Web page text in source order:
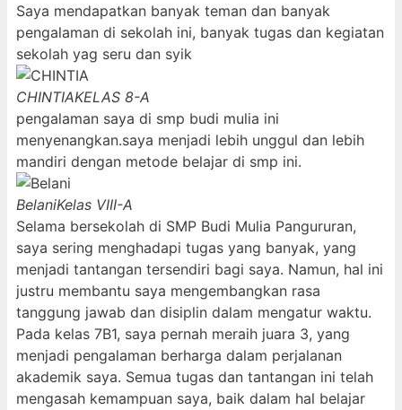
Saya mendapatkan banyak teman dan banyak
pengalaman di sekolah ini, banyak tugas dan kegiatan
sekolah yag seru dan syik
CHINTIAKELAS 8-A
pengalaman saya di smp budi mulia ini
menyenangkan.saya menjadi lebih unggul dan lebih
mandiri dengan metode belajar di smp ini.
BelaniKelas VIII-A
Selama bersekolah di SMP Budi Mulia Pangururan,
saya sering menghadapi tugas yang banyak, yang
menjadi tantangan tersendiri bagi saya. Namun, hal ini
justru membantu saya mengembangkan rasa
tanggung jawab dan disiplin dalam mengatur waktu.
Pada kelas 7B1, saya pernah meraih juara 3, yang
menjadi pengalaman berharga dalam perjalanan
akademik saya. Semua tugas dan tantangan ini telah
mengasah kemampuan saya, baik dalam hal belajar